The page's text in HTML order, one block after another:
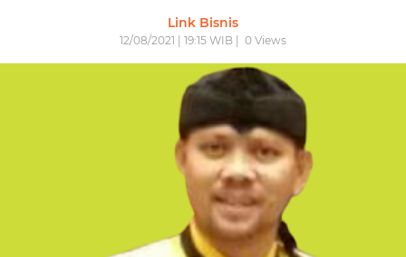
Link Bisnis
12/08/2021 | 19:15 WIB | 0 Views